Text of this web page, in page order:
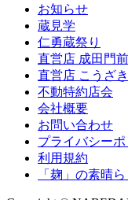
お知らせ
蔵見学
仁勇蔵祭り
直営店 成田門
直営店 こうざ
不動特約店会
会社概要
お問い合わせ
プライバシー
利用規約
「麹」の素晴